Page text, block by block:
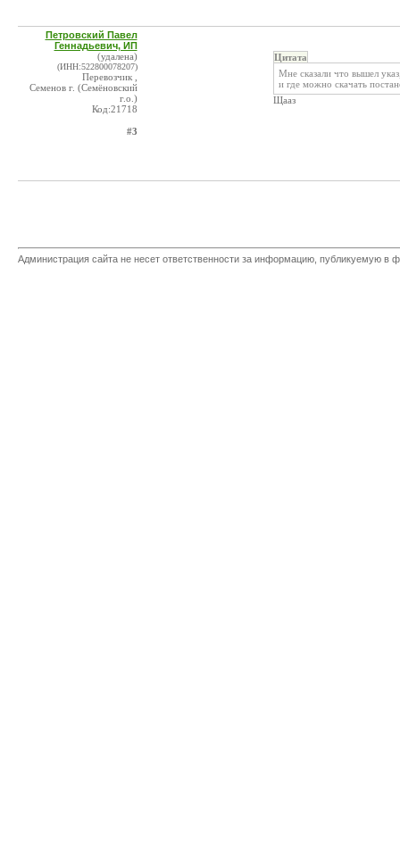
Петровский Павел
Геннадьевич, ИП
(удалена)
(ИНН:522800078207)
Перевозчик ,
Семенов г. (Семёновский
г.о.)
Код:21718
#3
Цитата
Мне сказали что вышел
и где можно скачать
Щааз
Администрация сайта не несет ответственности за информацию, публикуемую